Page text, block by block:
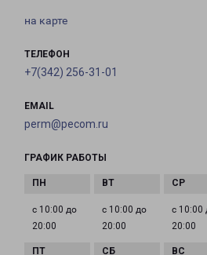
на карте
ТЕЛЕФОН
+7(342) 256-31-01
EMAIL
perm@pecom.ru
ГРАФИК РАБОТЫ
с 10:00 до
20:00
с 10:00 до
20:00
с 10:00
20:00